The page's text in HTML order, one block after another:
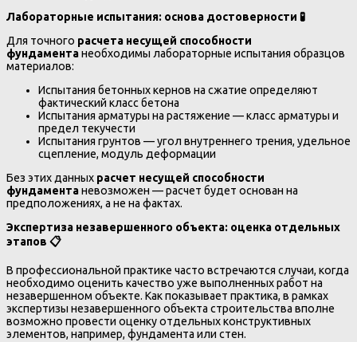
Лабораторные испытания: основа достоверности 🧪
Для точного расчета несущей способности
фундаментанеобходимы лабораторные испытания образцов
материалов:
Испытания бетонных кернов на сжатие определяют
фактический класс бетона
Испытания арматуры на растяжение — класс арматуры и
предел текучести
Испытания грунтов — угол внутреннего трения, удельное
сцепление, модуль деформации
Без этих данных расчет несущей способности
фундаментаневозможен — расчет будет основан на
предположениях, а не на фактах.
Экспертиза незавершенного объекта: оценка отдельных
этапов 📋
В профессиональной практике часто встречаются случаи, когда
необходимо оценить качество уже выполненных работ на
незавершенном объекте. Как показывает практика, в рамках
экспертизы незавершенного объекта строительства вполне
возможно провести оценку отдельных конструктивных
элементов, например, фундамента или стен.